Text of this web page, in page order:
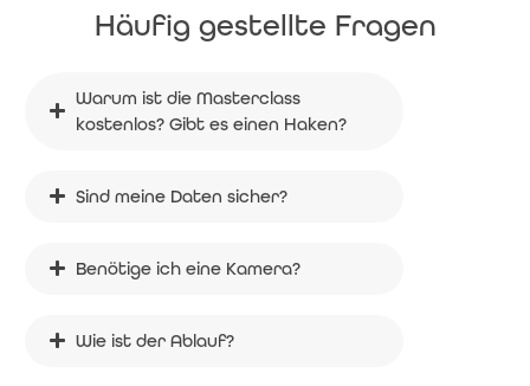
Häufig gestellte Fragen
Warum ist die Masterclass
kostenlos? Gibt es einen Haken?
Sind meine Daten sicher?
Benötige ich eine Kamera?
Wie ist der Ablauf?